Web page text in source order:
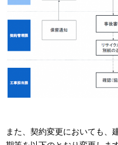
また、契約変更においても、